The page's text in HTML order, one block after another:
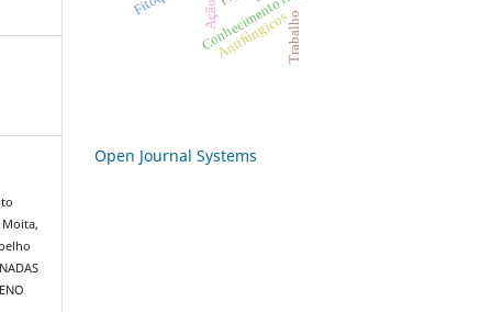
Moita,
AntifúngicosTrabalho
Open Journal Systems